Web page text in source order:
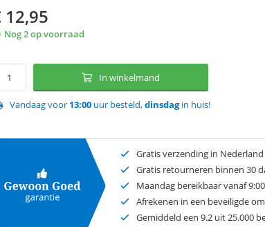
12,95
Nog 2 op voorraad
In winkelmand
Vandaag voor 13:00 uur besteld,dinsdagin huis!
Gratis verzending in Nederland
Gratis retourneren binnen 30
Maandag bereikbaar vanaf
Afrekenen in een beveiligde
Gemiddeld een 9.2 uit 25.000